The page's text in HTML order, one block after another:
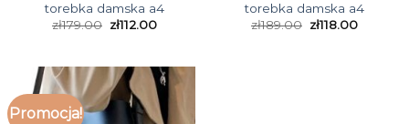
torebka damska a4
zł179.00 zł112.00
torebka damska a4
zł189.00 zł118.00
Promocja!